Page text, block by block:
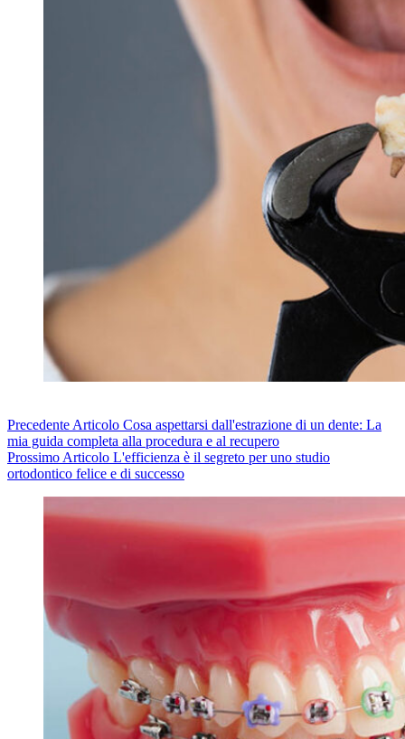
Precedente Articolo Cosa aspettarsi dall'estrazione di un dente: La
mia guida completa alla procedura e al recupero
Prossimo Articolo L'efficienza è il segreto per uno studio
ortodontico felice e di successo